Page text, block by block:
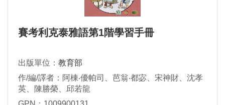
賽考利克泰雅語第1階學習手冊
出版單位： 教育部
作/編/譯者：阿棟‧優帕司、芭翁‧都宓、宋神財、沈孝
英、陳勝榮、邱若龍